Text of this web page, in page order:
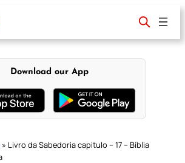
Download our App
» Livro da Sabedoria capitulo – 17 – Bíblia